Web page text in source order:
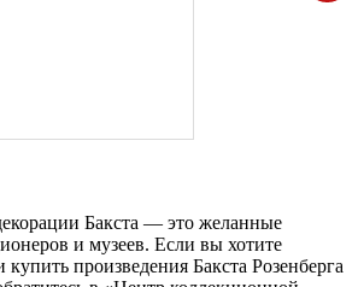
Бакста — это желанные
и музеев. Если вы хотите
произведения Бакста Розенберга